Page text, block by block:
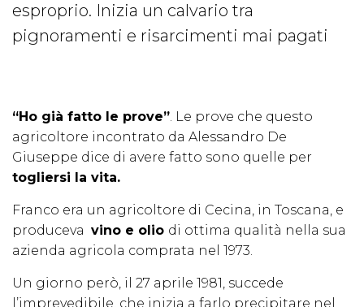
esproprio. Inizia un calvario tra
pignoramenti e risarcimenti mai pagati
“Ho già fatto le prove”. Le prove che questo
agricoltore incontrato da Alessandro De
Giuseppe dice di avere fatto sono quelle per
togliersi la vita.
Franco era un agricoltore di Cecina, in Toscana, e
produceva vino e olio di ottima qualità nella sua
azienda agricola comprata nel 1973.
Un giorno però, il 27 aprile 1981, succede
l’imprevedibile, che inizia a farlo precipitare nel